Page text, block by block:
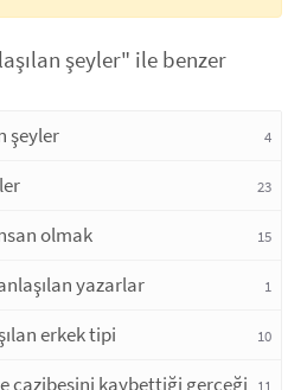
şeyler" ile benzer
şeyler 4
23
olmak 15
yazarlar 1
erkek tipi 10
cazibesini kaybettiği gerçeği 11